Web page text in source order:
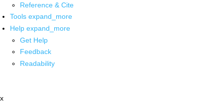
Reference & Cite
Tools expand_more
Help expand_more
Get Help
Feedback
Readability
x